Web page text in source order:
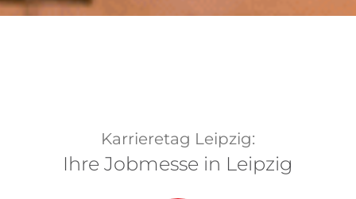
Karrieretag Leipzig:
Ihre Jobmesse in Leipzig